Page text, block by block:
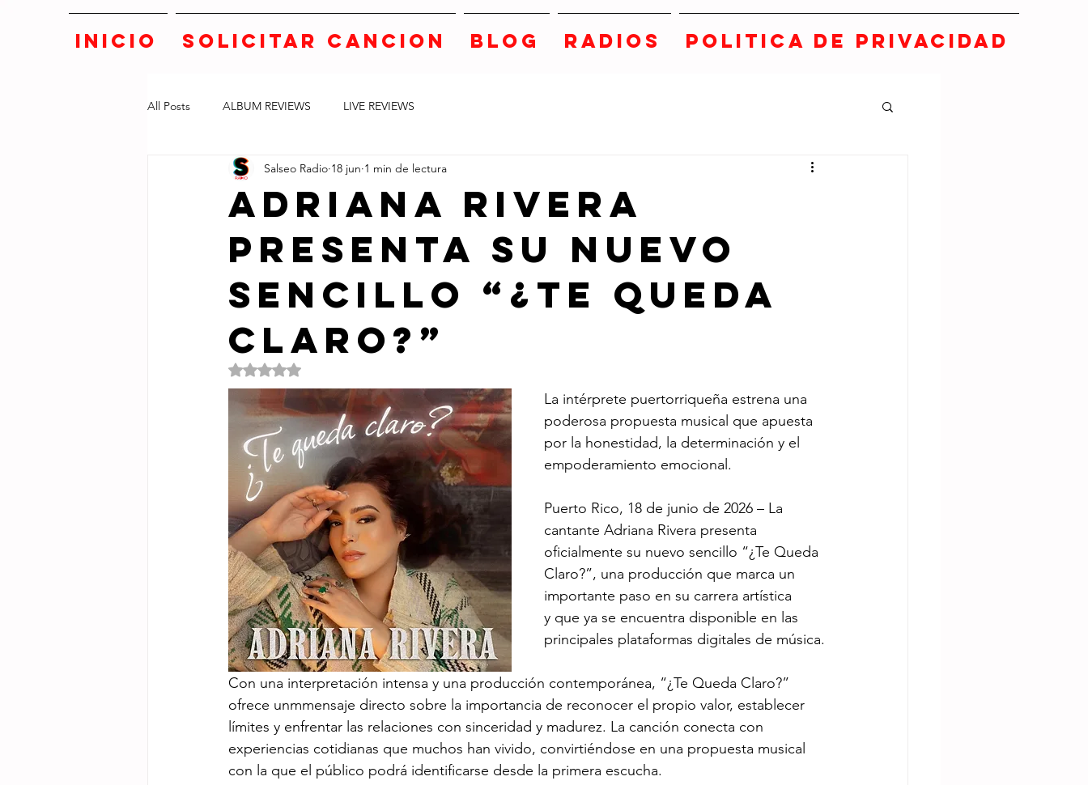
INICIO SOLICITAR CANCION BLOG RADIOS POLITICA DE PRIVACIDAD
All Posts ALBUM REVIEWS LIVE REVIEWS
Adriana Rivera
Presenta su Nuevo
Sencillo “¿TE QUEDA
CLARO?”
Salseo Radio 18 jun 1 min de lectura
Obtuvo NaN de 5 estrellas.
La intérprete puertorriqueña estrena una
poderosa propuesta musical que apuesta
por la honestidad, la determinación y el
empoderamiento emocional.
Puerto Rico, 18 de junio de 2026 – La
cantante Adriana Rivera presenta
oficialmente su nuevo sencillo “¿Te Queda
Claro?”, una producción que marca un
importante paso en su carrera artística
y que ya se encuentra disponible en las
principales plataformas digitales de música.
Con una interpretación intensa y una producción contemporánea, “¿Te Queda Claro?”
ofrece unmmensaje directo sobre la importancia de reconocer el propio valor, establecer
límites y enfrentar las relaciones con sinceridad y madurez. La canción conecta con
experiencias cotidianas que muchos han vivido, convirtiéndose en una propuesta musical
con la que el público podrá identificarse desde la primera escucha.